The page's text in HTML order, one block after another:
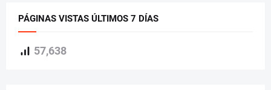
PÁGINAS VISTAS ÚLTIMOS 7 DÍAS
57,638